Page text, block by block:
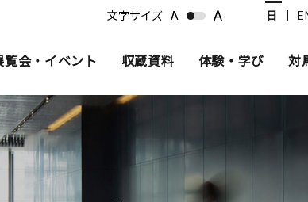
文字サイズ A A 日
覧会・イベント 収蔵資料 体験・学び 対